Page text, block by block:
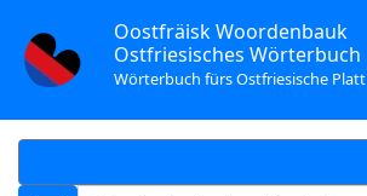
Oostfräisk Woordenbauk
Ostfriesisches Wörterbuch
Wörterbuch fürs Ostfriesische Platt